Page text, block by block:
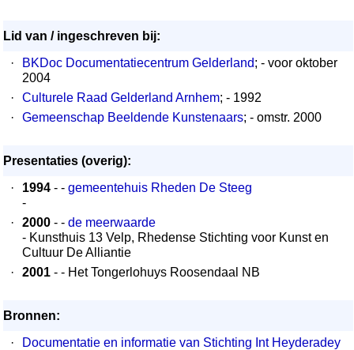
Lid van / ingeschreven bij:
·
BKDoc Documentatiecentrum Gelderland; - voor oktober
2004
·
Culturele Raad Gelderland Arnhem; - 1992
·
Gemeenschap Beeldende Kunstenaars; - omstr. 2000
Presentaties (overig):
·
1994 - - gemeentehuis Rheden De Steeg
-
·
2000 - - de meerwaarde
- Kunsthuis 13 Velp, Rhedense Stichting voor Kunst en
Cultuur De Alliantie
·
2001 - - Het Tongerlohuys Roosendaal NB
Bronnen:
·
Documentatie en informatie van Stichting Int Heyderadey